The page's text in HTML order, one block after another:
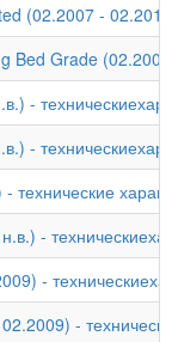
(02.2007 - 02.2010)
Grade (02.2007
-
-
-
-
-